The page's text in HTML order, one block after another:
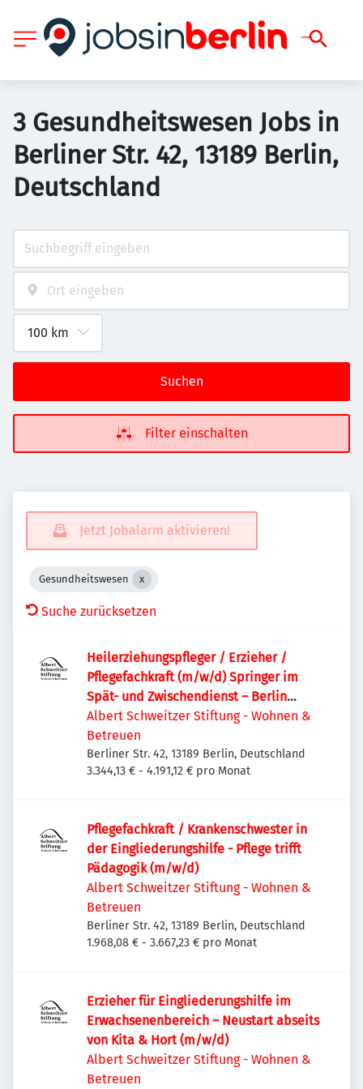
3 Gesundheitswesen Jobs in
Berliner Str. 42, 13189 Berlin,
Deutschland
Suchen
Filter einschalten
Jetzt Jobalarm aktivieren!
Gesundheitswesen
Suche zurücksetzen
Heilerziehungspfleger / Erzieher /
Pflegefachkraft (m/w/d) Springer im
Spät- und Zwischendienst – Berlin
Pankow
Albert Schweitzer Stiftung - Wohnen &
Betreuen
Berliner Str. 42, 13189 Berlin, Deutschland
3.344,13 € - 4.191,12 € pro Monat
Pflegefachkraft / Krankenschwester in
der Eingliederungshilfe - Pflege trifft
Pädagogik (m/w/d)
Albert Schweitzer Stiftung - Wohnen &
Betreuen
Berliner Str. 42, 13189 Berlin, Deutschland
1.968,08 € - 3.667,23 € pro Monat
Erzieher für Eingliederungshilfe im
Erwachsenenbereich – Neustart abseits
von Kita & Hort (m/w/d)
Albert Schweitzer Stiftung - Wohnen &
Betreuen